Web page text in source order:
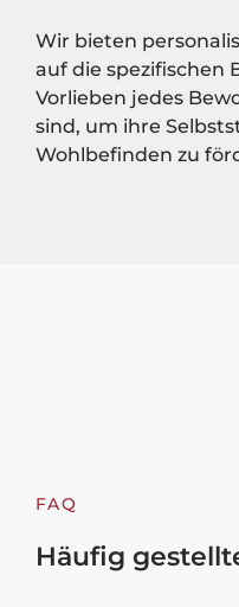
Wir bieten
auf die spezifischen
Vorlieben jedes
sind, um ihre
Wohlbefinden zu
FAQ
Häufig